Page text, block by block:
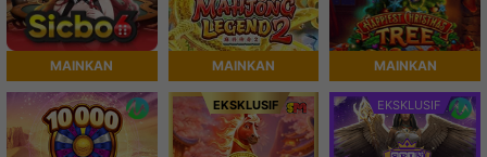
MAINKAN MAINKAN MAINKAN
EKSKLUSIF EKSKLUSIF